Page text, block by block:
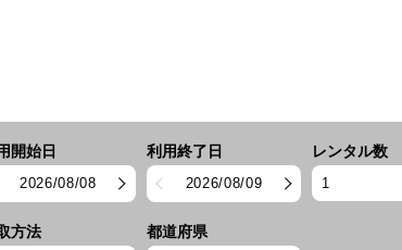
開始日
2026/08/08
利用終了日
2026/08/09
レンタル数
方法 都道府県